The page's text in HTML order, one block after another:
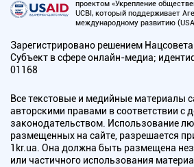
проектом «Укрепление
UCBI, который поддерживает
международному развитию
Зарегистрировано решением
Субъект в сфере онлайн-медиа;
01168
Все текстовые и медийные материалы
авторскими правами в соответствии с
законодательством. Использование
размещенных на сайте, разрешается
1kr.ua. Она должна быть размещена
или частичного использования